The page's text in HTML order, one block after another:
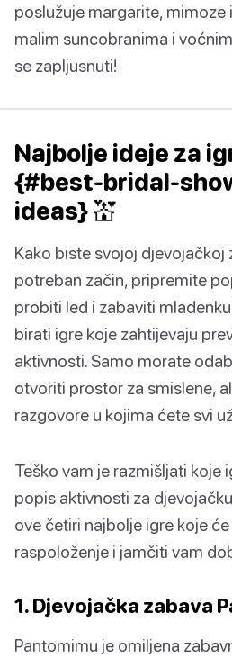
poslužuje margarite, mimoze
malim suncobranima i
se zapljusnuti!
Najbolje ideje za
{#best-bridal-
ideas} 💒
Kako biste svojoj djevojačkoj
potreban začin, pripremite
probiti led i zabaviti
birati igre koje zahtijevaju
aktivnosti. Samo morate
otvoriti prostor za smislene,
razgovore u kojima ćete svi
Teško vam je razmišljati koje
popis aktivnosti za
ove četiri najbolje igre koje
raspoloženje i jamčiti vam
1. Djevojačka zabava
Pantomimu je omiljena